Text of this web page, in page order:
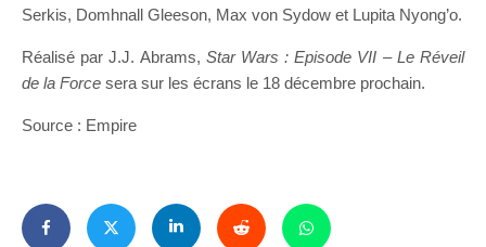
Serkis, Domhnall Gleeson, Max von Sydow et Lupita Nyong’o.
Réalisé par J.J. Abrams, Star Wars : Episode VII – Le Réveil
de la Force sera sur les écrans le 18 décembre prochain.
Source : Empire